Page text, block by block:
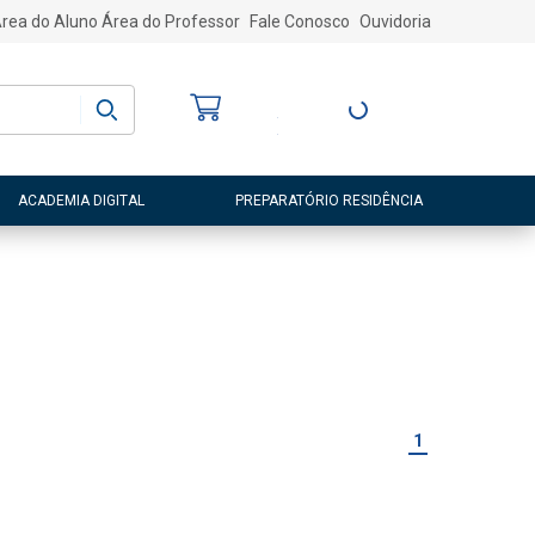
do Aluno Área do Professor Fale Conosco Ouvidoria
Entre ou Cadastre-
ACADEMIA DIGITAL PREPARATÓRIO RESIDÊNCIA
1